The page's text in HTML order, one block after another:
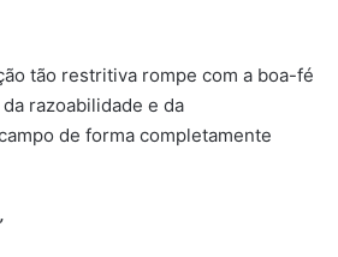
tão restritiva rompe com a boa-fé
razoabilidade e da
de forma completamente